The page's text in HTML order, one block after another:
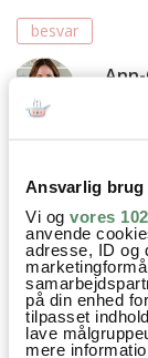
Ansvarlig brug
Vi og vores
anvende
adresse, ID og
på din enhed
tilpasset
lave
mere
besvar
Lise-Lotte
9. februar 2015 kl.
Kære Ann-
Din blog er